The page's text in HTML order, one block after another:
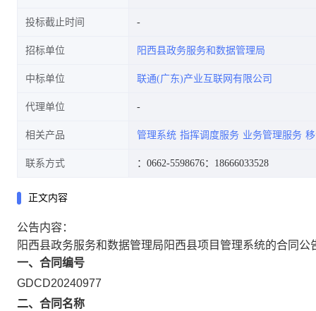
投标截止时间
招标单位 阳西县政务服务和数据管理局
中标单位 联通(广东)产业互联网有限公司
代理单位
相关产品 管理系统 指挥调度服务 业务管理服务
联系方式 ：0662-5598676：18666033528
正文内容
公告内容：
阳西县政务服务和数据管理局阳西县项目管理系统的合同公
一、合同编号
GDCD20240977
二、合同名称